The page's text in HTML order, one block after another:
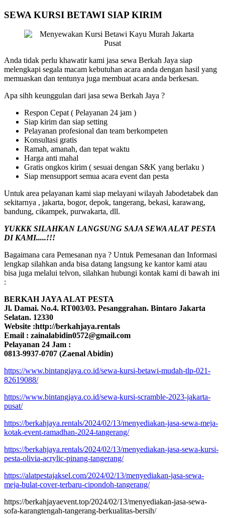
SEWA KURSI BETAWI SIAP KIRIM
Anda tidak perlu khawatir kami jasa sewa Berkah Jaya siap
melengkapi segala macam kebutuhan acara anda dengan hasil yang
memuaskan dan tentunya juga membuat acara anda berkesan.
Apa sihh keunggulan dari jasa sewa Berkah Jaya ?
Respon Cepat ( Pelayanan 24 jam )
Siap kirim dan siap setting
Pelayanan profesional dan team berkompeten
Konsultasi gratis
Ramah, amanah, dan tepat waktu
Harga anti mahal
Gratis ongkos kirim ( sesuai dengan S&K yang berlaku )
Siap mensupport semua acara event dan pesta
Untuk area pelayanan kami siap melayani wilayah Jabodetabek dan
sekitarnya , jakarta, bogor, depok, tangerang, bekasi, karawang,
bandung, cikampek, purwakarta, dll.
YUKKK SILAHKAN LANGSUNG SAJA SEWA ALAT PESTA
DI KAMI.....!!!
Bagaimana cara Pemesanan nya ? Untuk Pemesanan dan Informasi
lengkap silahkan anda bisa datang langsung ke kantor kami atau
bisa juga melalui telvon, silahkan hubungi kontak kami di bawah ini
:
BERKAH JAYA ALAT PESTA
Jl. Damai. No.4. RT003/03. Pesanggrahan. Bintaro Jakarta
Selatan. 12330
Website :http://berkahjaya.rentals
Email : zainalabidin0572@gmail.com
Pelayanan 24 Jam :
0813-9937-0707 (Zaenal Abidin)
https://www.bintangjaya.co.id/sewa-kursi-betawi-mudah-tlp-021-
82619088/
https://www.bintangjaya.co.id/sewa-kursi-scramble-2023-jakarta-
pusat/
https://berkahjaya.rentals/2024/02/13/menyediakan-jasa-sewa-meja-
kotak-event-ramadhan-2024-tangerang/
https://berkahjaya.rentals/2024/02/13/menyediakan-jasa-sewa-kursi-
pesta-olivia-acrylic-pinang-tangerang/
https://alatpestajaksel.com/2024/02/13/menyediakan-jasa-sewa-
meja-bulat-cover-terbaru-cipondoh-tangerang/
https://berkahjayaevent.top/2024/02/13/menyediakan-jasa-sewa-
sofa-karangtengah-tangerang-berkualitas-bersih/